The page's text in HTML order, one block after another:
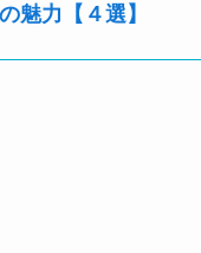
魅力【４選】